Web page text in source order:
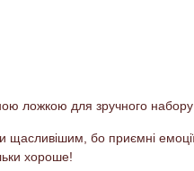
ложкою для зручного набору
щасливішим, бо приємні
хороше!